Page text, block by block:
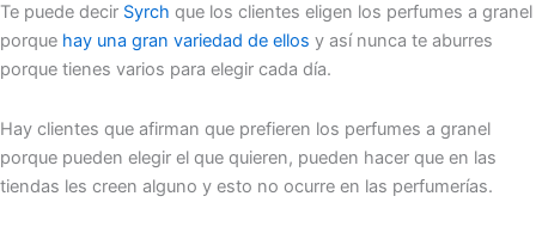
Te puede decir Syrch que los clientes eligen los perfumes a granel
porque hay una gran variedad de ellos y así nunca te aburres
porque tienes varios para elegir cada día.
Hay clientes que afirman que prefieren los perfumes a granel
porque pueden elegir el que quieren, pueden hacer que en las
tiendas les creen alguno y esto no ocurre en las perfumerías.